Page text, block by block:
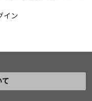
イン
て